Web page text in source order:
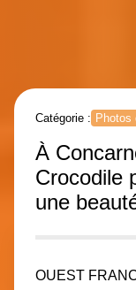
Catégorie : Photos
À
Crocodile
une
OUEST